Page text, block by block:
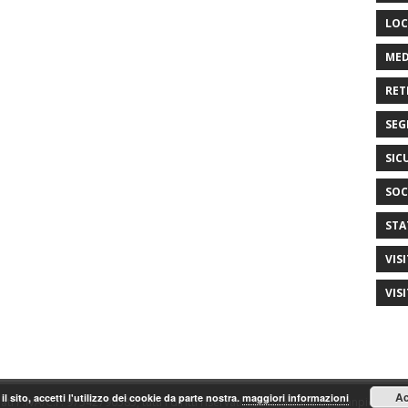
P.IVA/C.F. 97542790585, tutti i diritti riservati. realizzazione by Gianpiero
sito, accetti l'utilizzo dei cookie da parte nostra. maggiori informazioni